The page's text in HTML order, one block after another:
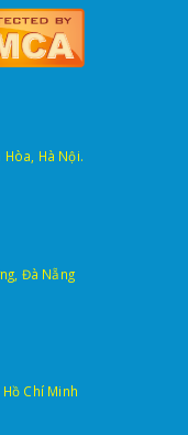
Hòa, Hà Nội.
Đà Nẵng
Chí Minh